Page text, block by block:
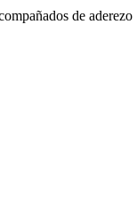
de aderezo